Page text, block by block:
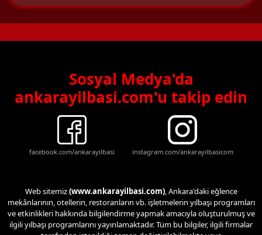
Sosyal Medya'da
ankarayilbasi.com'u takip edin
facebook.com/ankarayilbasi instagram.com/ankarayilbasicom
Web sitemiz(www.ankarayilbasi.com), Ankara'daki eğlence
mekânlarının, otellerin, restoranların vb. işletmelerin yılbaşı programları
ve etkinlikleri hakkında bilgilendirme yapmak amacıyla oluşturulmuş ve
ilgili yılbaşı programlarını yayınlamaktadır. Tüm bu bilgiler, ilgili firmalar